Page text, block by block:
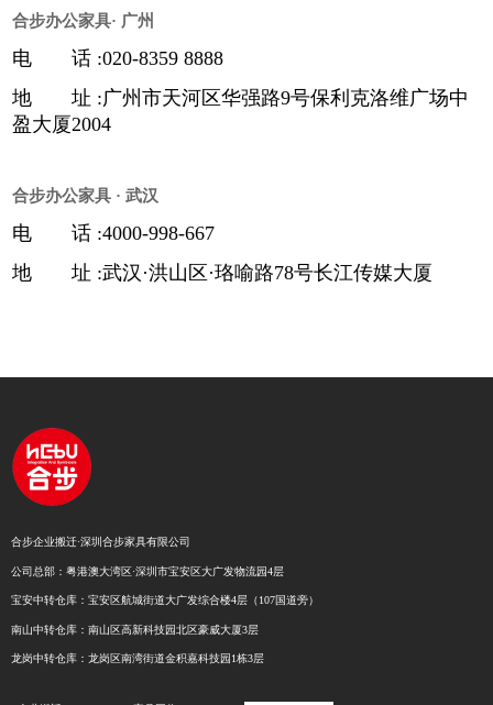
合步办公家具· 广州
电 话 :020-8359 8888
地 址 :广州市天河区华强路9号保利克洛维广场中
盈大厦2004
合步办公家具 · 武汉
电 话 :4000-998-667
地 址 :武汉·洪山区·珞喻路78号长江传媒大厦
合步企业搬迁·深圳合步家具有限公司
公司总部：粤港澳大湾区·深圳市宝安区大广发物流园4层
宝安中转仓库：宝安区航城街道大广发综合楼4层（107国道旁）
南山中转仓库：南山区高新科技园北区豪威大厦3层
龙岗中转仓库：龙岗区南湾街道金积嘉科技园1栋3层